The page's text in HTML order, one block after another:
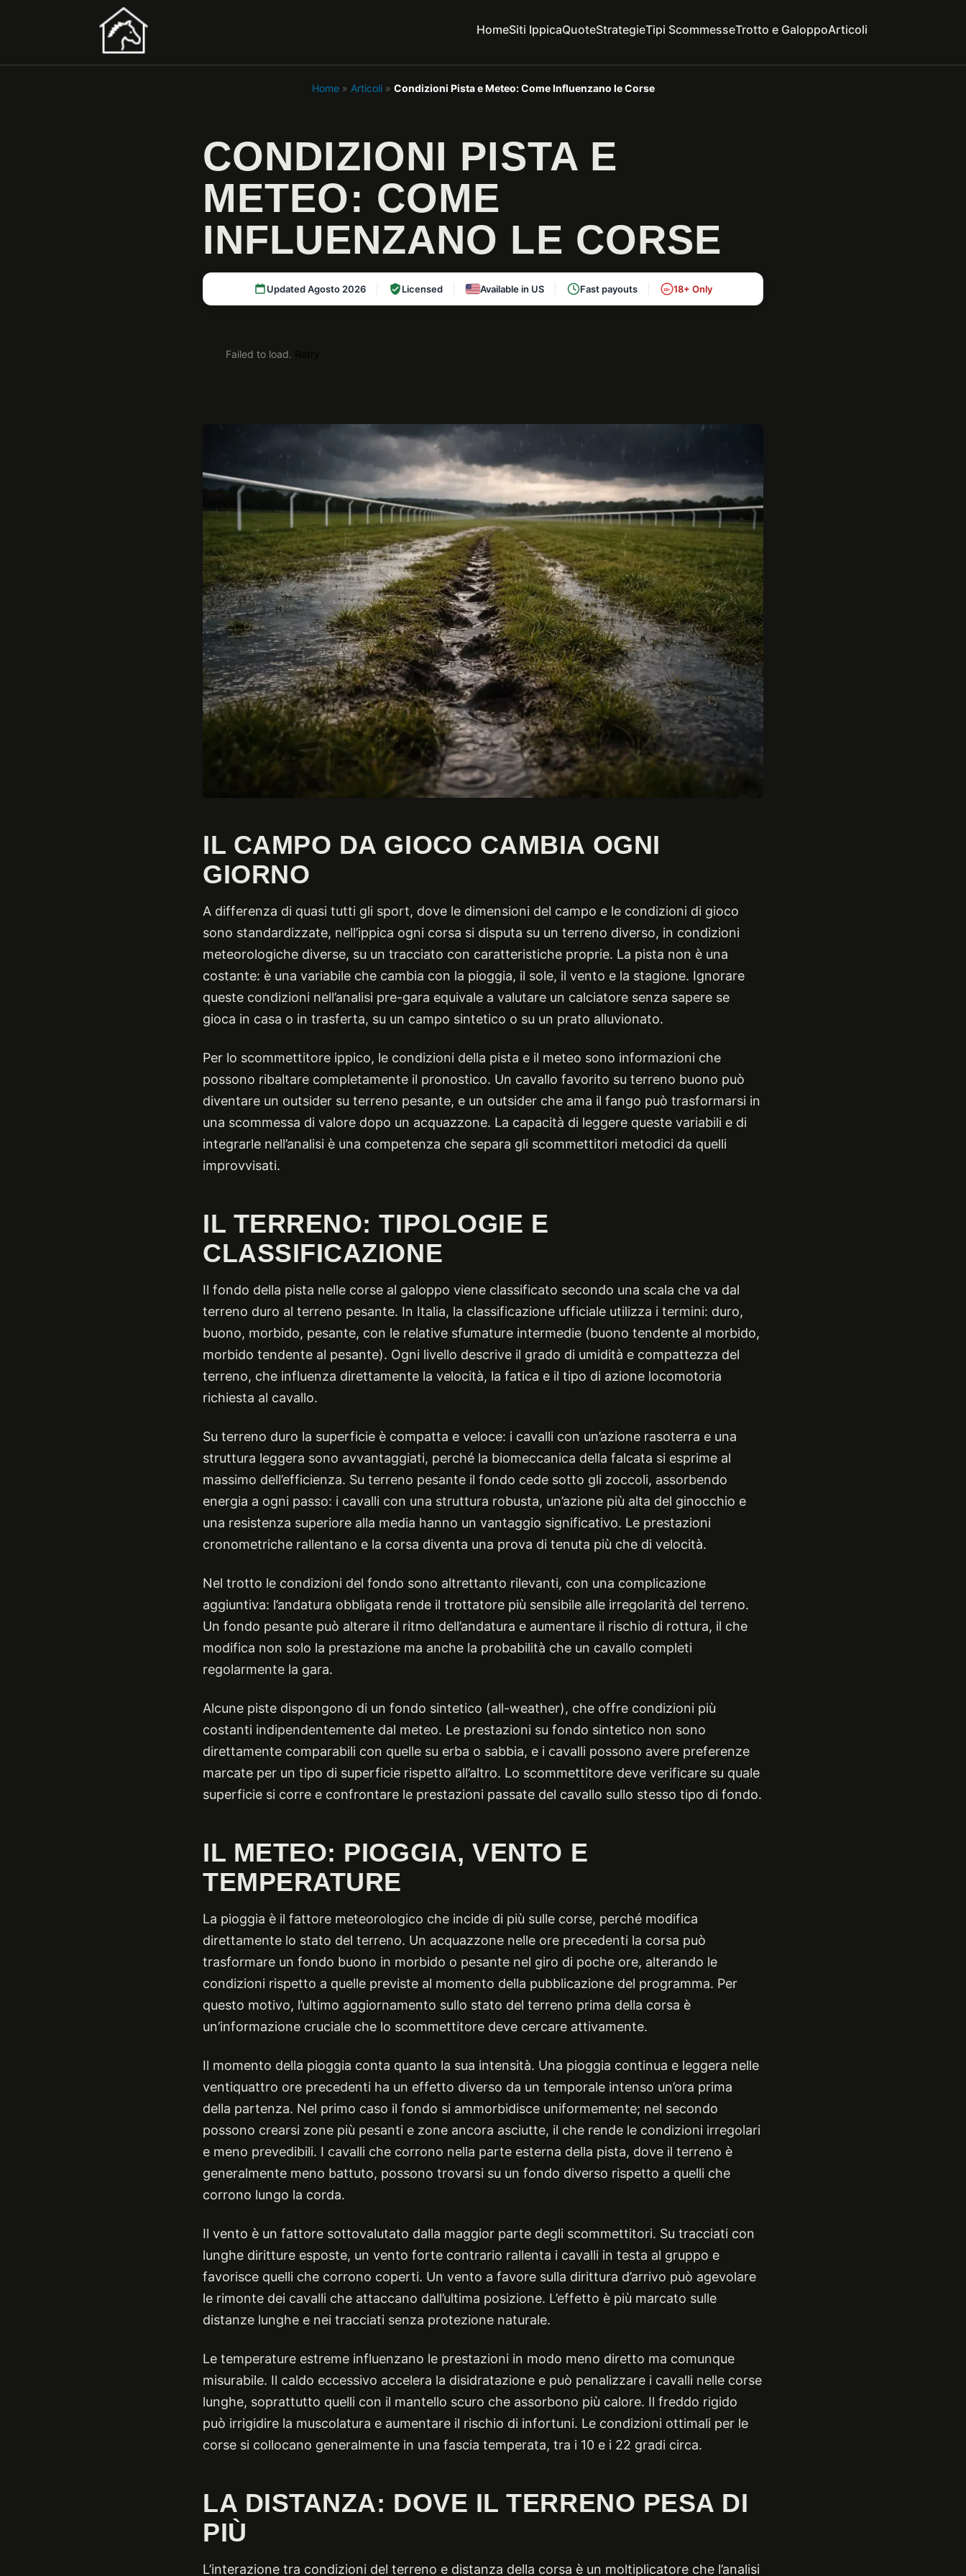
HomeSiti IppicaQuoteStrategieTipi ScommesseTrotto e GaloppoArticoli
Home» Articoli» Condizioni Pista e Meteo: Come Influenzano le Corse
CONDIZIONI PISTA E
METEO: COME
INFLUENZANO LE CORSE
Updated Agosto 2026 Licensed Available in US Fast payouts 18+ 18+ Only
Failed to load.
IL CAMPO DA GIOCO CAMBIA OGNI
GIORNO
A differenza di quasi tutti gli sport, dove le dimensioni del campo e le condizioni di gioco
sono standardizzate, nell’ippica ogni corsa si disputa su un terreno diverso, in condizioni
meteorologiche diverse, su un tracciato con caratteristiche proprie. La pista non è una
costante: è una variabile che cambia con la pioggia, il sole, il vento e la stagione. Ignorare
queste condizioni nell’analisi pre-gara equivale a valutare un calciatore senza sapere se
gioca in casa o in trasferta, su un campo sintetico o su un prato alluvionato.
Per lo scommettitore ippico, le condizioni della pista e il meteo sono informazioni che
possono ribaltare completamente il pronostico. Un cavallo favorito su terreno buono può
diventare un outsider su terreno pesante, e un outsider che ama il fango può trasformarsi in
una scommessa di valore dopo un acquazzone. La capacità di leggere queste variabili e di
integrarle nell’analisi è una competenza che separa gli scommettitori metodici da quelli
improvvisati.
IL TERRENO: TIPOLOGIE E
CLASSIFICAZIONE
Il fondo della pista nelle corse al galoppo viene classificato secondo una scala che va dal
terreno duro al terreno pesante. In Italia, la classificazione ufficiale utilizza i termini: duro,
buono, morbido, pesante, con le relative sfumature intermedie (buono tendente al morbido,
morbido tendente al pesante). Ogni livello descrive il grado di umidità e compattezza del
terreno, che influenza direttamente la velocità, la fatica e il tipo di azione locomotoria
richiesta al cavallo.
Su terreno duro la superficie è compatta e veloce: i cavalli con un’azione rasoterra e una
struttura leggera sono avvantaggiati, perché la biomeccanica della falcata si esprime al
massimo dell’efficienza. Su terreno pesante il fondo cede sotto gli zoccoli, assorbendo
energia a ogni passo: i cavalli con una struttura robusta, un’azione più alta del ginocchio e
una resistenza superiore alla media hanno un vantaggio significativo. Le prestazioni
cronometriche rallentano e la corsa diventa una prova di tenuta più che di velocità.
Nel trotto le condizioni del fondo sono altrettanto rilevanti, con una complicazione
aggiuntiva: l’andatura obbligata rende il trottatore più sensibile alle irregolarità del terreno.
Un fondo pesante può alterare il ritmo dell’andatura e aumentare il rischio di rottura, il che
modifica non solo la prestazione ma anche la probabilità che un cavallo completi
regolarmente la gara.
Alcune piste dispongono di un fondo sintetico (all-weather), che offre condizioni più
costanti indipendentemente dal meteo. Le prestazioni su fondo sintetico non sono
direttamente comparabili con quelle su erba o sabbia, e i cavalli possono avere preferenze
marcate per un tipo di superficie rispetto all’altro. Lo scommettitore deve verificare su quale
superficie si corre e confrontare le prestazioni passate del cavallo sullo stesso tipo di fondo.
IL METEO: PIOGGIA, VENTO E
TEMPERATURE
La pioggia è il fattore meteorologico che incide di più sulle corse, perché modifica
direttamente lo stato del terreno. Un acquazzone nelle ore precedenti la corsa può
trasformare un fondo buono in morbido o pesante nel giro di poche ore, alterando le
condizioni rispetto a quelle previste al momento della pubblicazione del programma. Per
questo motivo, l’ultimo aggiornamento sullo stato del terreno prima della corsa è
un’informazione cruciale che lo scommettitore deve cercare attivamente.
Il momento della pioggia conta quanto la sua intensità. Una pioggia continua e leggera nelle
ventiquattro ore precedenti ha un effetto diverso da un temporale intenso un’ora prima
della partenza. Nel primo caso il fondo si ammorbidisce uniformemente; nel secondo
possono crearsi zone più pesanti e zone ancora asciutte, il che rende le condizioni irregolari
e meno prevedibili. I cavalli che corrono nella parte esterna della pista, dove il terreno è
generalmente meno battuto, possono trovarsi su un fondo diverso rispetto a quelli che
corrono lungo la corda.
Il vento è un fattore sottovalutato dalla maggior parte degli scommettitori. Su tracciati con
lunghe diritture esposte, un vento forte contrario rallenta i cavalli in testa al gruppo e
favorisce quelli che corrono coperti. Un vento a favore sulla dirittura d’arrivo può agevolare
le rimonte dei cavalli che attaccano dall’ultima posizione. L’effetto è più marcato sulle
distanze lunghe e nei tracciati senza protezione naturale.
Le temperature estreme influenzano le prestazioni in modo meno diretto ma comunque
misurabile. Il caldo eccessivo accelera la disidratazione e può penalizzare i cavalli nelle corse
lunghe, soprattutto quelli con il mantello scuro che assorbono più calore. Il freddo rigido
può irrigidire la muscolatura e aumentare il rischio di infortuni. Le condizioni ottimali per le
corse si collocano generalmente in una fascia temperata, tra i 10 e i 22 gradi circa.
LA DISTANZA: DOVE IL TERRENO PESA DI
PIÙ
L’interazione tra condizioni del terreno e distanza della corsa è un moltiplicatore che l’analisi